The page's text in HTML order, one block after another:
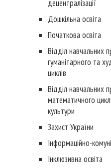
децентралізації
Дошкільна освіта
Початкова освіта
Відділ навчальних
гуманітарного та
циклів
Відділ навчальних
математичного
культури
Захист України
Інформаційно-
Інклюзивна освіта